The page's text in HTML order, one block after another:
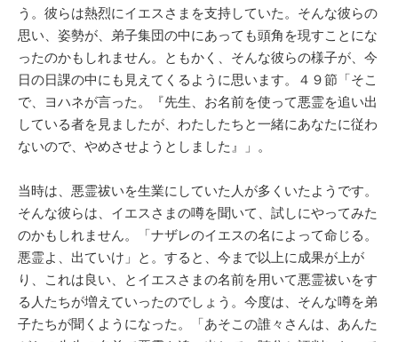
う。彼らは熱烈にイエスさまを支持していた。そんな彼らの
思い、姿勢が、弟子集団の中にあっても頭角を現すことにな
ったのかもしれません。ともかく、そんな彼らの様子が、今
日の日課の中にも見えてくるように思います。４９節「そこ
で、ヨハネが言った。『先生、お名前を使って悪霊を追い出
している者を見ましたが、わたしたちと一緒にあなたに従わ
ないので、やめさせようとしました』」。
当時は、悪霊祓いを生業にしていた人が多くいたようです。
そんな彼らは、イエスさまの噂を聞いて、試しにやってみた
のかもしれません。「ナザレのイエスの名によって命じる。
悪霊よ、出ていけ」と。すると、今まで以上に成果が上が
り、これは良い、とイエスさまの名前を用いて悪霊祓いをす
る人たちが増えていったのでしょう。今度は、そんな噂を弟
子たちが聞くようになった。「あそこの誰々さんは、あんた